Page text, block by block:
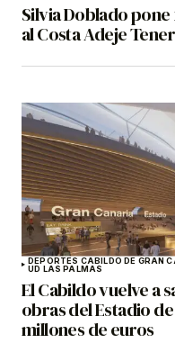
Silvia Doblado
al Costa Adeje
DEPORTES CABILDO DE GRAN
UD LAS PALMAS
El Cabildo vuelve a
obras del Estadio
millones de euros